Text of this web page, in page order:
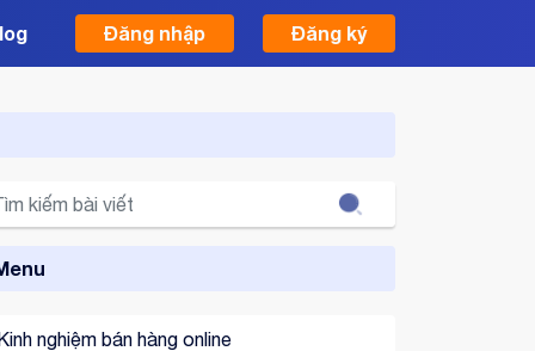
Đăng nhập Đăng ký
Search
nghiệm bán hàng online